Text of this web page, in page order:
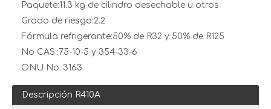
Paquete:11.3 kg de cilindro desechable u otros
Grado de riesgo:2.2
Fórmula refrigerante:50% de R32 y 50% de R125
No CAS.:75-10-5 y 354-33-6
ONU No.:3163
Descripción R410A